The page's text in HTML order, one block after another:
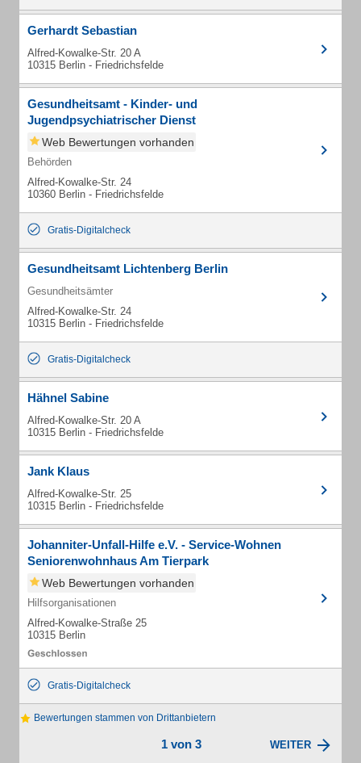
Gerhardt Sebastian
Alfred-Kowalke-Str. 20 A
10315 Berlin - Friedrichsfelde
Gesundheitsamt - Kinder- und
Jugendpsychiatrischer Dienst
Web Bewertungen vorhanden
Behörden
Alfred-Kowalke-Str. 24
10360 Berlin - Friedrichsfelde
Gratis-Digitalcheck
Gesundheitsamt Lichtenberg Berlin
Gesundheitsämter
Alfred-Kowalke-Str. 24
10315 Berlin - Friedrichsfelde
Gratis-Digitalcheck
Hähnel Sabine
Alfred-Kowalke-Str. 20 A
10315 Berlin - Friedrichsfelde
Jank Klaus
Alfred-Kowalke-Str. 25
10315 Berlin - Friedrichsfelde
Johanniter-Unfall-Hilfe e.V. - Service-Wohnen
Seniorenwohnhaus Am Tierpark
Web Bewertungen vorhanden
Hilfsorganisationen
Alfred-Kowalke-Straße 25
10315 Berlin
Gratis-Digitalcheck
Bewertungen stammen von Drittanbietern
1 von 3 WEITER